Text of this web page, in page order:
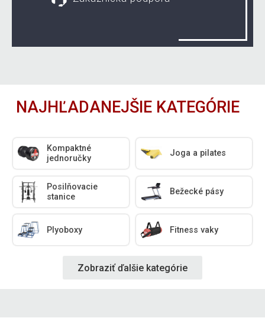
NAJHĽADANEJŠIE KATEGÓRIE
Kompaktné
jednoručky
Joga a pilates
Posilňovacie
stanice
Bežecké pásy
Plyoboxy Fitness vaky
Zobraziť ďalšie kategórie